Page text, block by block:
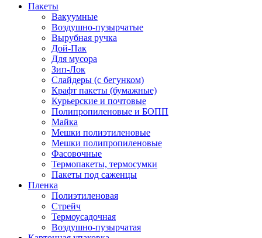
Пакеты
Вакуумные
Воздушно-пузырчатые
Вырубная ручка
Дой-Пак
Для мусора
Зип-Лок
Слайдеры (с бегунком)
Крафт пакеты (бумажные)
Курьерские и почтовые
Полипропиленовые и БОПП
Майка
Мешки полиэтиленовые
Мешки полипропиленовые
Фасовочные
Термопакеты, термосумки
Пакеты под саженцы
Пленка
Полиэтиленовая
Стрейч
Термоусадочная
Воздушно-пузырчатая